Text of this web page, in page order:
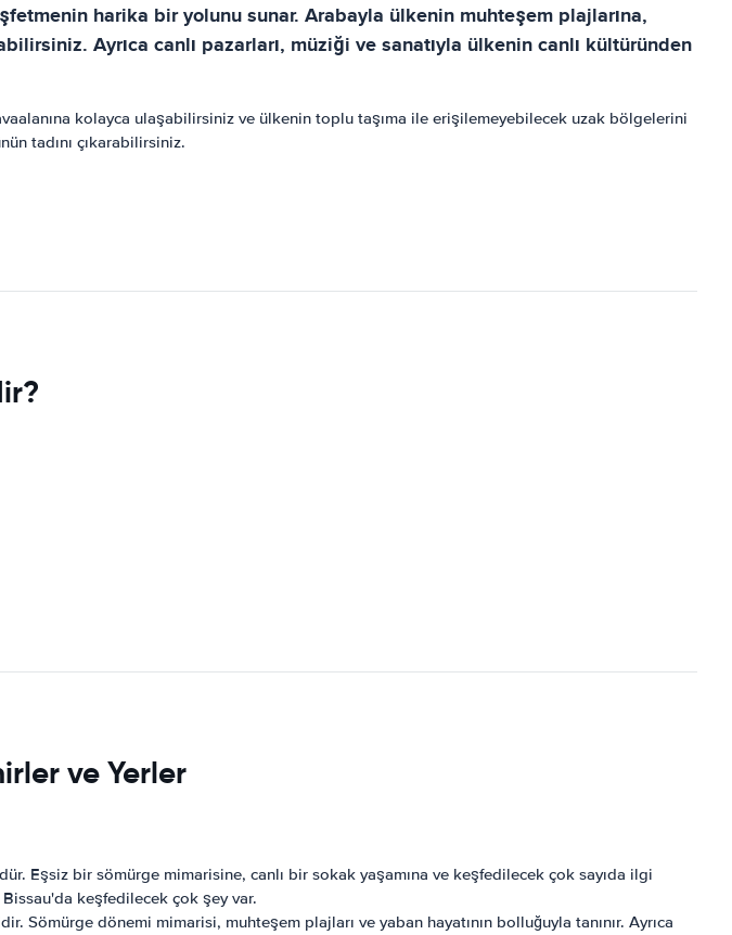
harika bir yolunu sunar. Arabayla ülkenin muhteşem plajlarına,
Ayrıca canlı pazarları, müziği ve sanatıyla ülkenin canlı kültüründen
kolayca ulaşabilirsiniz ve ülkenin toplu taşıma ile erişilemeyebilecek uzak bölgelerini
tadını çıkarabilirsiniz.
ve Yerler
Eşsiz bir sömürge mimarisine, canlı bir sokak yaşamına ve keşfedilecek çok sayıda ilgi
keşfedilecek çok şey var.
dönemi mimarisi, muhteşem plajları ve yaban hayatının bolluğuyla tanınır. Ayrıca